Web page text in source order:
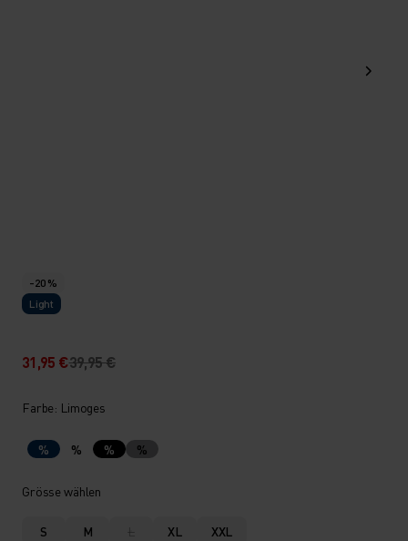
-20 %
Light
31,95 €39,95 €
Farbe: Limoges
% % % %
Grösse wählen
S M L XL XXL